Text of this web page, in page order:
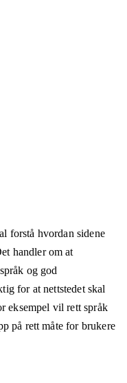
forstå hvordan sidene
handler om at
og god
for at nettstedet skal
eksempel vil rett språk
på rett måte for brukere